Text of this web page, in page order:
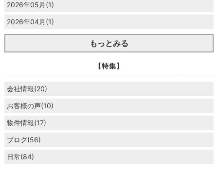
2026年05月(1)
2026年04月(1)
もっとみる
【特集】
会社情報(20)
お客様の声(10)
物件情報(17)
ブログ(56)
日常(84)